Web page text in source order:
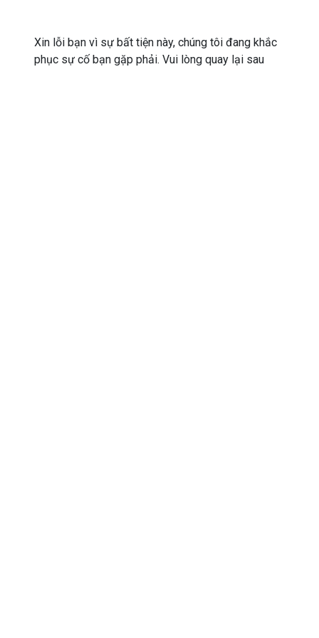
Xin lỗi bạn vì sự bất tiện này, chúng tôi đang khắc
phục sự cố bạn gặp phải. Vui lòng quay lại sau